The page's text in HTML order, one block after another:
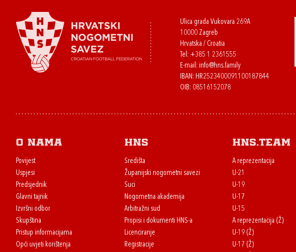
Ulica grada Vukovara 269A
10000 Zagreb
Hrvatska / Croatia
Tel: +385 1 2361555
E-mail: info@hns.family
IBAN: HR2523400091100187844
OIB: 08516152078
O nama
Povijest
Uspjesi
Predsjednik
Glavni tajnik
Izvršni odbor
Skupština
Pristup informacijama
Opći uvjeti korištenja
HNS
Središta
Županijski nogometni savezi
Suci
Nogometna akademija
Arbitražni sud
Propisi i dokumenti HNS-a
Licenciranje
Registracije
HNS.team
A reprezentacija
U-21
U-19
U-17
U-15
A reprezentacija (Ž)
U-19 (Ž)
U-17 (Ž)